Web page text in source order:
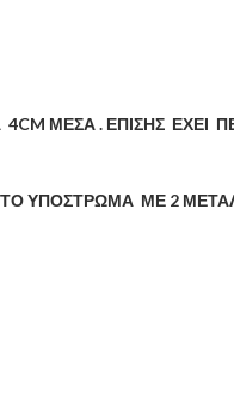
4CM ΜΕΣΑ . ΕΠΙΣΗΣ ΕΧΕΙ
ΥΠΟΣΤΡΩΜΑ ΜΕ 2